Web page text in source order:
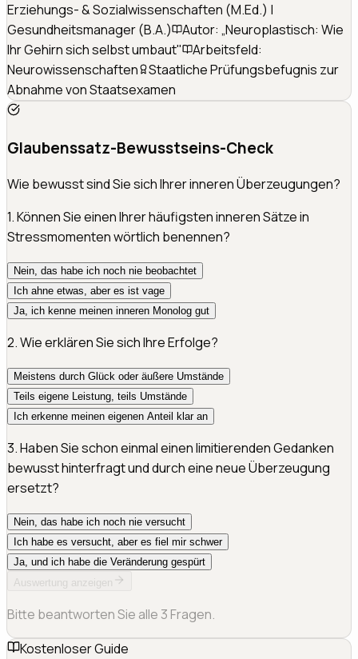
Erziehungs- & Sozialwissenschaften (M.Ed.) |
Gesundheitsmanager (B.A.)
Autor: „Neuroplastisch: Wie
Ihr Gehirn sich selbst umbaut"
Arbeitsfeld:
Neurowissenschaften
Staatliche Prüfungsbefugnis zur
Abnahme von Staatsexamen
Glaubenssatz-Bewusstseins-Check
Wie bewusst sind Sie sich Ihrer inneren Überzeugungen?
1.Können Sie einen Ihrer häufigsten inneren Sätze in
Stressmomenten wörtlich benennen?
Nein, das habe ich noch nie beobachtet
Ich ahne etwas, aber es ist vage
Ja, ich kenne meinen inneren Monolog gut
2.Wie erklären Sie sich Ihre Erfolge?
Meistens durch Glück oder äußere Umstände
Teils eigene Leistung, teils Umstände
Ich erkenne meinen eigenen Anteil klar an
3.Haben Sie schon einmal einen limitierenden Gedanken
bewusst hinterfragt und durch eine neue Überzeugung
ersetzt?
Nein, das habe ich noch nie versucht
Ich habe es versucht, aber es fiel mir schwer
Ja, und ich habe die Veränderung gespürt
Auswertung anzeigen
Bitte beantworten Sie alle 3 Fragen.
Kostenloser Guide